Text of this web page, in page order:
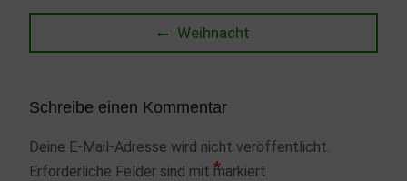
BeitragsnavigationPrevious
post:
Weihnacht
Schreibe einen Kommentar
Deine E-Mail-Adresse wird nicht veröffentlicht.
Erforderliche Felder sind mit *
markiert